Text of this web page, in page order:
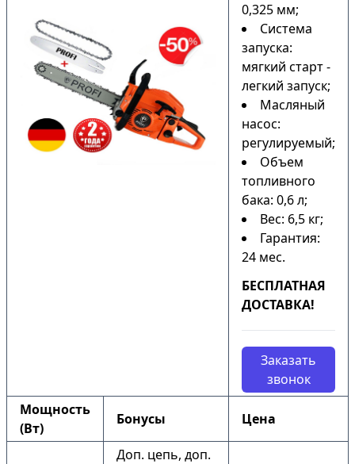
0,325 мм;
Система
запуска:
мягкий старт -
легкий запуск;
Масляный
насос:
регулируемый;
Объем
топливного
бака: 0,6 л;
Вес: 6,5 кг;
Гарантия:
24 мес.
БЕСПЛАТНАЯ
ДОСТАВКА!
Заказать
звонок
Мощность
(Вт)
Бонусы Цена
Доп. цепь, доп.